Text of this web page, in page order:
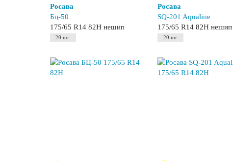
Росава
Бц-50
175/65 R14 82H нешип
20 шт.
Росава
SQ-201 Aqualine
175/65 R14 82H нешип
20 шт.